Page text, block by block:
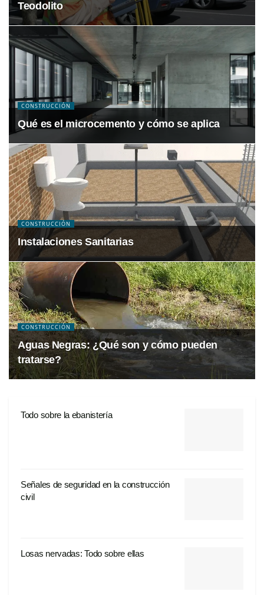
Teodolito
CONSTRUCCIÓN
Qué es el microcemento y cómo se aplica
CONSTRUCCIÓN
Instalaciones Sanitarias
CONSTRUCCIÓN
Aguas Negras: ¿Qué son y cómo pueden
tratarse?
Todo sobre la ebanistería
Señales de seguridad en la construcción
civil
Losas nervadas: Todo sobre ellas